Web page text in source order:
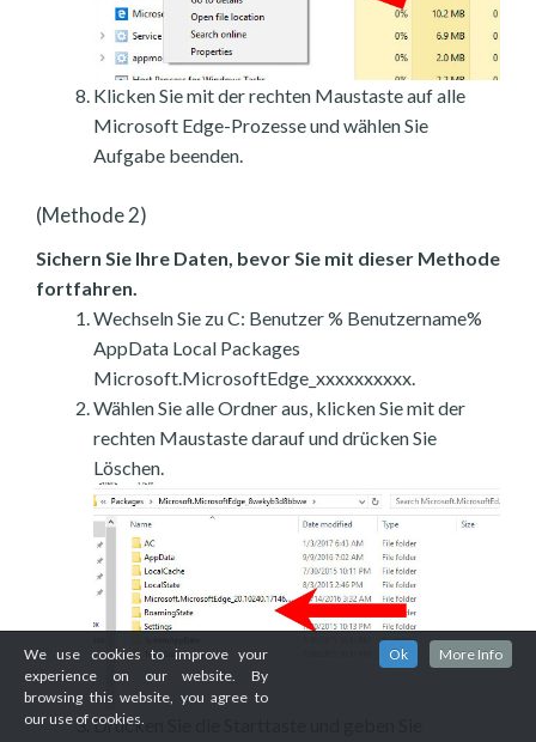
Klicken Sie mit der rechten Maustaste auf alle
Microsoft Edge-Prozesse und wählen Sie
Aufgabe beenden.
(Methode 2)
Sichern Sie Ihre Daten, bevor Sie mit dieser Methode
fortfahren.
Wechseln Sie zu C: Benutzer % Benutzername%
AppData Local Packages
Microsoft.MicrosoftEdge_xxxxxxxxxx.
Wählen Sie alle Ordner aus, klicken Sie mit der
rechten Maustaste darauf und drücken Sie
Löschen.
Drücken Sie die Starttaste und geben Sie
We use cookies to improve your
experience on our website. By
browsing this website, you agree to
our use of cookies.
Ok More Info